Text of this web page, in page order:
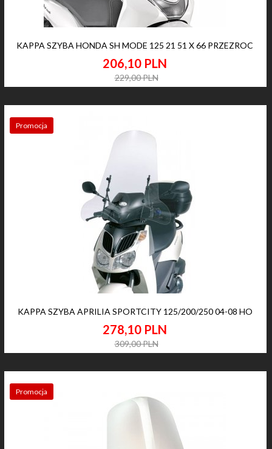
KAPPA SZYBA HONDA SH MODE 125 21 51 X 66 PRZEZROC
206,10 PLN
229,00 PLN
Promocja
KAPPA SZYBA APRILIA SPORTCITY 125/200/250 04-08 HO
278,10 PLN
309,00 PLN
Promocja